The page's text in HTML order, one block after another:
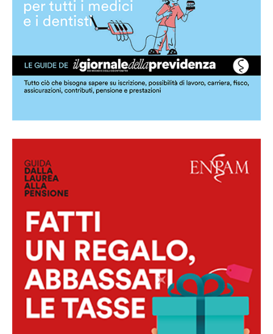
Guida Fatti un regalo, abbassati le
tasse
Scarica la guida in pdf